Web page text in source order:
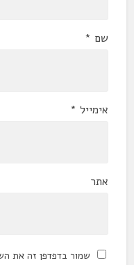
שם *
אימייל *
אתר
שמור בדפדפן זה את